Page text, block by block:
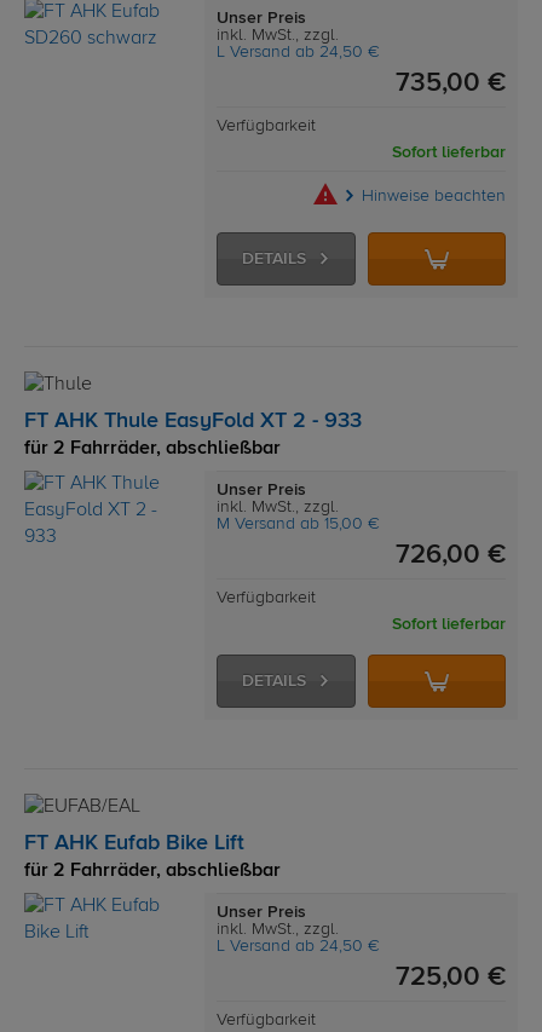
Unser Preis
inkl. MwSt., zzgl.
L Versand ab 24,50 €
735,00 €
Verfügbarkeit
Sofort lieferbar
Hinweise beachten
DETAILS
FT AHK Thule EasyFold XT 2 - 933
für 2 Fahrräder, abschließbar
Unser Preis
inkl. MwSt., zzgl.
M Versand ab 15,00 €
726,00 €
Verfügbarkeit
Sofort lieferbar
DETAILS
FT AHK Eufab Bike Lift
für 2 Fahrräder, abschließbar
Unser Preis
inkl. MwSt., zzgl.
L Versand ab 24,50 €
725,00 €
Verfügbarkeit